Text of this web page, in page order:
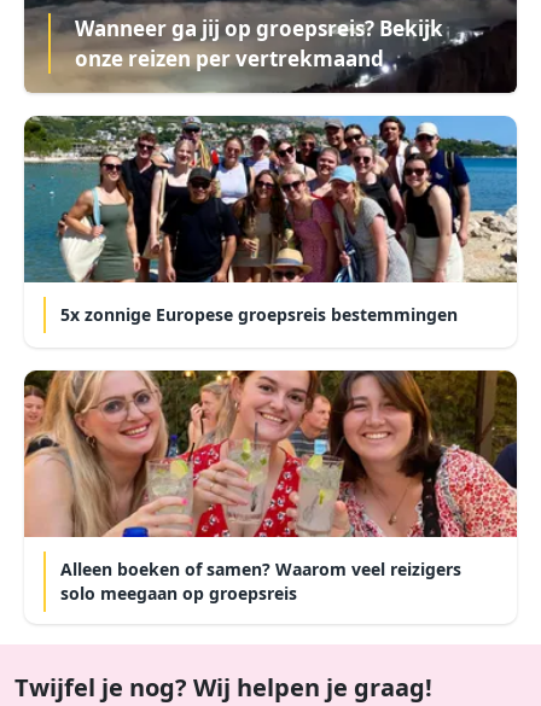
Wanneer ga jij op groepsreis? Bekijk
onze reizen per vertrekmaand
5x zonnige Europese groepsreis bestemmingen
Alleen boeken of samen? Waarom veel reizigers
solo meegaan op groepsreis
Twijfel je nog? Wij helpen je graag!